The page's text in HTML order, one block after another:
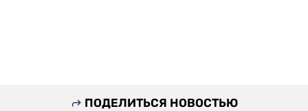
ПОДЕЛИТЬСЯ НОВОСТЬЮ